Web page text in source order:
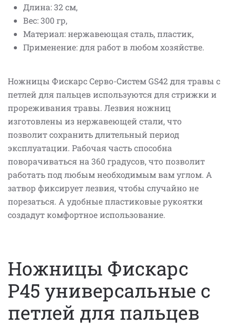
Длина: 32 см,
Вес: 300 гр,
Материал: нержавеющая сталь, пластик,
Применение: для работ в любом хозяйстве.
Ножницы Фискарс Серво-Систем GS42 для травы с
петлей для пальцев используются для стрижки и
прореживания травы. Лезвия ножниц
изготовлены из нержавеющей стали, что
позволит сохранить длительный период
эксплуатации. Рабочая часть способна
поворачиваться на 360 градусов, что позволит
работать под любым необходимым вам углом. А
затвор фиксирует лезвия, чтобы случайно не
порезаться. А удобные пластиковые рукоятки
создадут комфортное использование.
Ножницы Фискарс
P45 универсальные с
петлей для пальцев